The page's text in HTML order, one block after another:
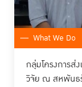
What We Do
กลุ่มโครงการส่
วิจัย ณ สหพันธรั